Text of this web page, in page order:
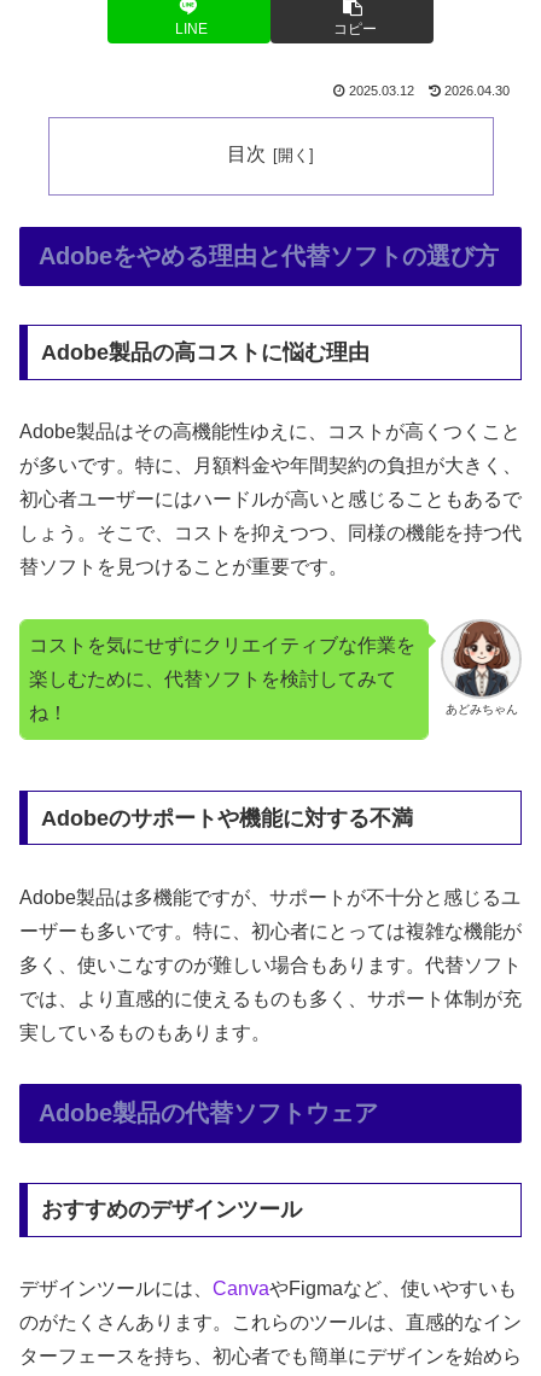
LINE コピー
2025.03.12 2026.04.30
目次
Adobeをやめる理由と代替ソフトの選び方
Adobe製品の高コストに悩む理由
Adobe製品はその高機能性ゆえに、コストが高くつくこと
が多いです。特に、月額料金や年間契約の負担が大きく、
初心者ユーザーにはハードルが高いと感じることもあるで
しょう。そこで、コストを抑えつつ、同様の機能を持つ代
替ソフトを見つけることが重要です。
あどみちゃん
コストを気にせずにクリエイティブな作業を
楽しむために、代替ソフトを検討してみて
ね！
Adobeのサポートや機能に対する不満
Adobe製品は多機能ですが、サポートが不十分と感じるユ
ーザーも多いです。特に、初心者にとっては複雑な機能が
多く、使いこなすのが難しい場合もあります。代替ソフト
では、より直感的に使えるものも多く、サポート体制が充
実しているものもあります。
Adobe製品の代替ソフトウェア
おすすめのデザインツール
デザインツールには、 CanvaやFigmaなど、使いやすいも
のがたくさんあります。これらのツールは、直感的なイン
ターフェースを持ち、初心者でも簡単にデザインを始めら